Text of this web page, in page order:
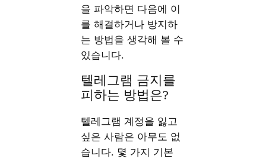
을 파악하면 다음에 이
를 해결하거나 방지하
는 방법을 생각해 볼 수
있습니다.
텔레그램 금지를
피하는 방법은?
텔레그램 계정을 잃고
싶은 사람은 아무도 없
습니다. 몇 가지 기본